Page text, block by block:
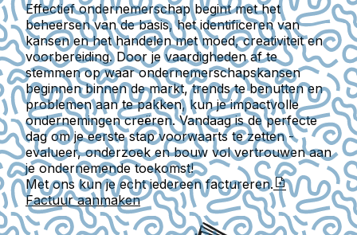
Effectief ondernemerschap begint met het
beheersen van de basis, het identificeren van
kansen en het handelen met moed, creativiteit en
voorbereiding. Door je vaardigheden af te
stemmen op waar ondernemerschapskansen
beginnen binnen de markt, trends te benutten en
problemen aan te pakken, kun je impactvolle
ondernemingen creëren. Vandaag is de perfecte
dag om je eerste stap voorwaarts te zetten -
evalueer, onderzoek en bouw vol vertrouwen aan
je ondernemende toekomst!
Met ons kun je echt iedereen factureren.
Factuur aanmaken